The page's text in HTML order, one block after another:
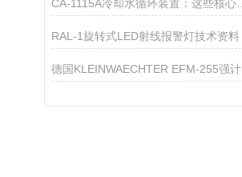
CA-1115A冷却水循环装置：这些核心领域，都离不开它的关键助力！
RAL-1旋转式LED射线报警灯技术资料
德国KLEINWAECHTER EFM-255强计